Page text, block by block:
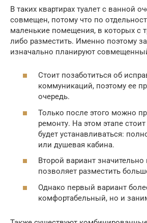
В таких квартирах туалет с ванной
совмещен, потому что по
маленькие помещения, в которых с
либо разместить. Именно поэтому
изначально планируют
Стоит позаботиться об
коммуникаций, поэтому ее
очередь.
Только после этого можно
ремонту. На этом этапе
будет устанавливаться:
или душевая кабина.
Второй вариант
позволяет разместить
Однако первый вариант
комфортабельный, но и